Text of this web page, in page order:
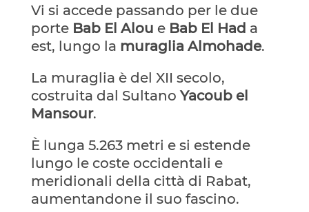
Vi si accede passando per le due
porte Bab El Alou e Bab El Had a
est, lungo la muraglia Almohade.
La muraglia è del XII secolo,
costruita dal Sultano Yacoub el
Mansour.
È lunga 5.263 metri e si estende
lungo le coste occidentali e
meridionali della città di Rabat,
aumentandone il suo fascino.